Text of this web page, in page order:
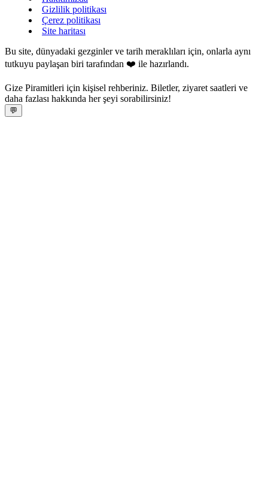
Gizlilik politikası
Çerez politikası
Site haritası
Bu site, dünyadaki gezginler ve tarih meraklıları için, onlarla aynı
tutkuyu paylaşan biri tarafından ❤️ ile hazırlandı.
Gize Piramitleri için kişisel rehberiniz. Biletler, ziyaret saatleri ve
daha fazlası hakkında her şeyi sorabilirsiniz!
💬